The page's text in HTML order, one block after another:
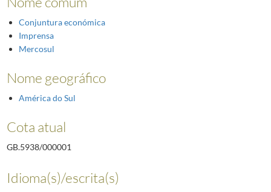
Conjuntura económica
Imprensa
Mercosul
Nome geográfico
América do Sul
Cota atual
GB.5938/000001
Idioma(s)/escrita(s)